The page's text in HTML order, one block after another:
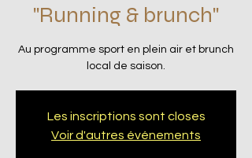
"Running & brunch"
Au programme sport en plein air et brunch
local de saison.
Les inscriptions sont closes
Voir d'autres événements